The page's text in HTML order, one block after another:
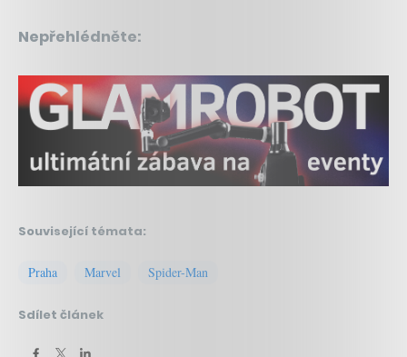
Nepřehlédněte:
Související témata:
Praha Marvel Spider-Man
Sdílet článek